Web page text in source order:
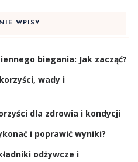
WPISY
biegania: Jak zacząć?
wady i
dla zdrowia i kondycji
i poprawić wyniki?
odżywcze i